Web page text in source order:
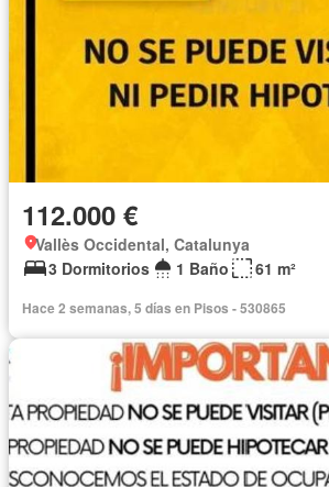
112.000 €
Vallès Occidental, Catalunya
3 Dormitorios
1 Baño 61 m²
Hace 2 semanas, 5 días en Pisos - 530865